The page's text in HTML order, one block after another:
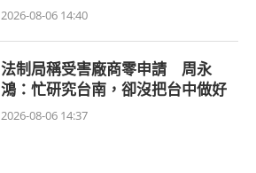
2026-08-06 14:40
法制局稱受害廠商零申請 周永
鴻：忙研究台南，卻沒把台中做好
2026-08-06 14:37